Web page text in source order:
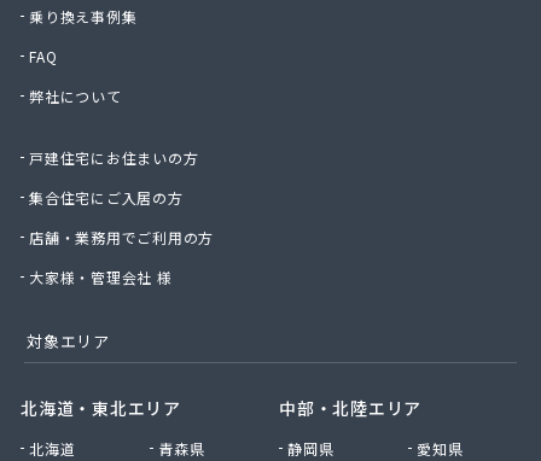
須田商事株式会社
星のや商店
聖火産業株式会社
西部燃料ガス株式会社
石井商店
石崎平八郎商店
赤羽根プロパンガス
赤羽燃料店
川津商店
川俣商販株式会社
乗り換え事例集
FAQ
弊社について
戸建住宅にお住まいの方
集合住宅にご入居の方
店舗・業務用でご利用の方
大家様・管理会社 様
対象エリア
北海道・東北エリア
北海道
青森県
中部・北陸エリア
静岡県
愛知県